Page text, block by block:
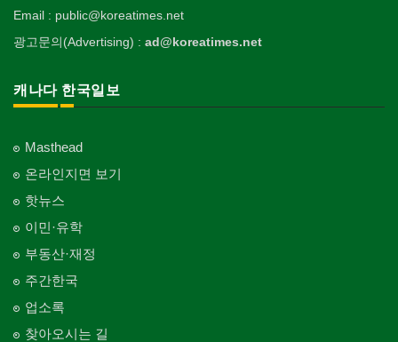
Email : public@koreatimes.net
광고문의(Advertising) : ad@koreatimes.net
캐나다 한국일보
Masthead
온라인지면 보기
핫뉴스
이민·유학
부동산·재정
주간한국
업소록
찾아오시는 길